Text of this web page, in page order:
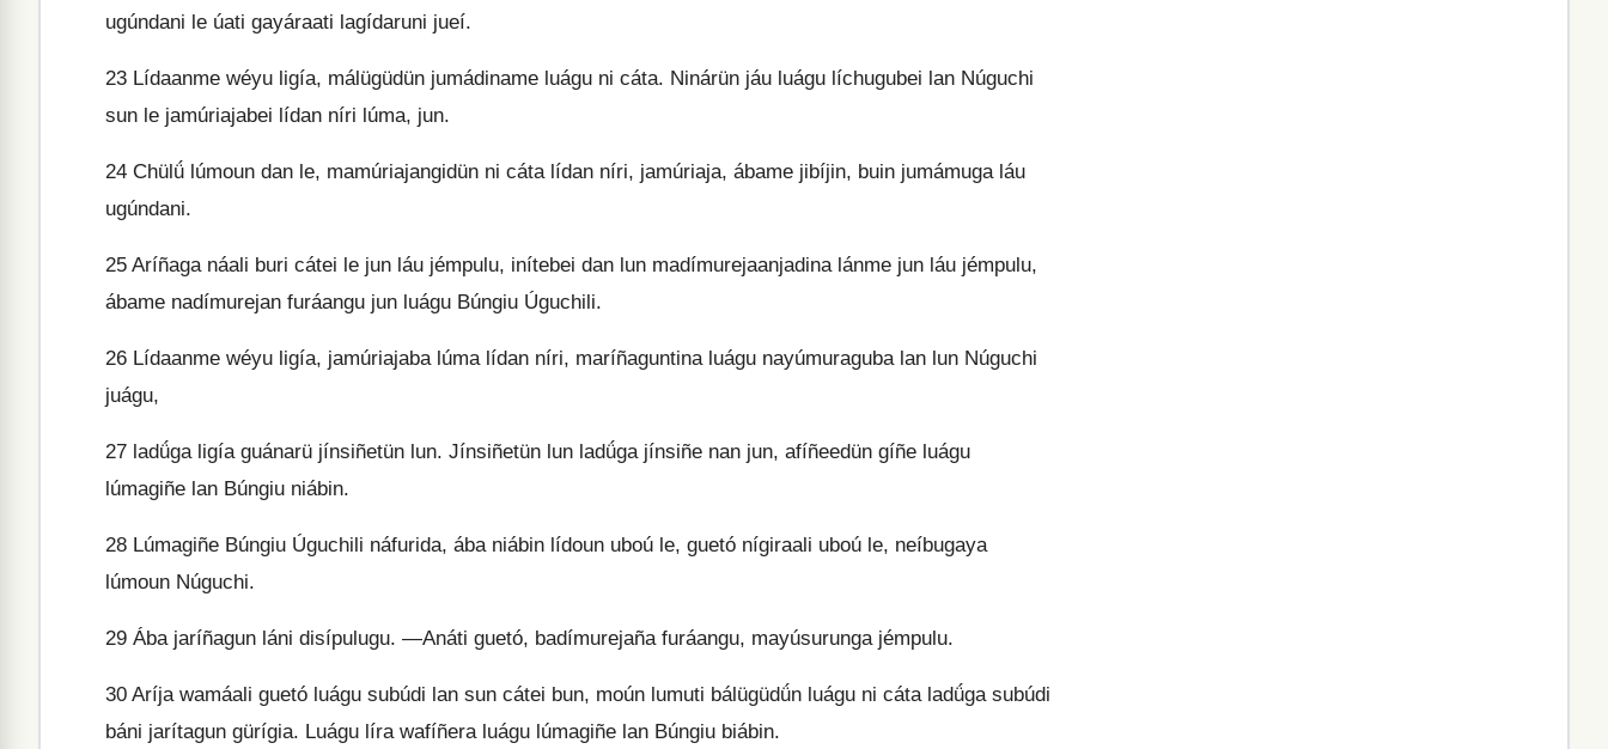
ugúndani le úati gayáraati lagídaruni jueí.
23 Lídaanme wéyu ligía, málügüdün jumádiname luágu ni cáta. Ninárün jáu luágu líchugubei lan Núguchi
sun le jamúriajabei lídan níri lúma, jun.
24 Chülǘ lúmoun dan le, mamúriajangidün ni cáta lídan níri, jamúriaja, ábame jibíjin, buin jumámuga láu
ugúndani.
25 Aríñaga náali buri cátei le jun láu jémpulu, inítebei dan lun madímurejaanjadina lánme jun láu jémpulu,
ábame nadímurejan furáangu jun luágu Búngiu Úguchili.
26 Lídaanme wéyu ligía, jamúriajaba lúma lídan níri, maríñaguntina luágu nayúmuraguba lan lun Núguchi
juágu,
27 ladǘga ligía guánarü jínsiñetün lun. Jínsiñetün lun ladǘga jínsiñe nan jun, afíñeedün gíñe luágu
lúmagiñe lan Búngiu niábin.
28 Lúmagiñe Búngiu Úguchili náfurida, ába niábin lídoun uboú le, guetó nígiraali uboú le, neíbugaya
lúmoun Núguchi.
29 Ába jaríñagun láni disípulugu. —Anáti guetó, badímurejaña furáangu, mayúsurunga jémpulu.
30 Aríja wamáali guetó luágu subúdi lan sun cátei bun, moún lumuti bálügüdǘn luágu ni cáta ladǘga subúdi
báni jarítagun gürígia. Luágu líra wafíñera luágu lúmagiñe lan Búngiu biábin.